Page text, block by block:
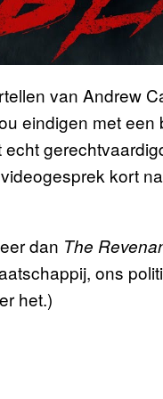
van Andrew
eindigen met
kort
dan The
ons
het.)